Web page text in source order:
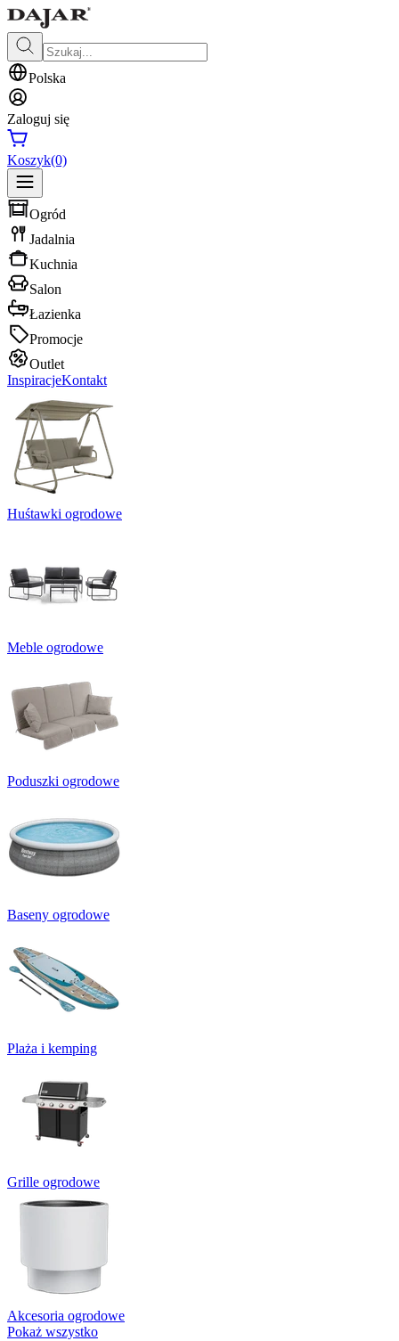
Polska
Zaloguj się
Koszyk(0)
Ogród
Jadalnia
Kuchnia
Salon
Łazienka
Promocje
Outlet
InspiracjeKontakt
Huśtawki ogrodowe
Meble ogrodowe
Poduszki ogrodowe
Baseny ogrodowe
Plaża i kemping
Grille ogrodowe
Akcesoria ogrodowe
Pokaż wszystko